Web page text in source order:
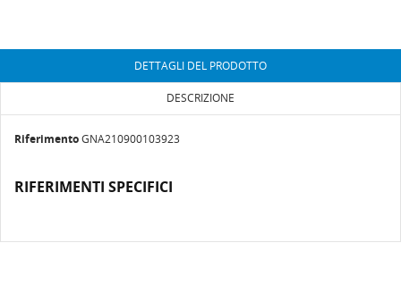
DETTAGLI DEL PRODOTTO
DESCRIZIONE
RiferimentoGNA210900103923
RIFERIMENTI SPECIFICI